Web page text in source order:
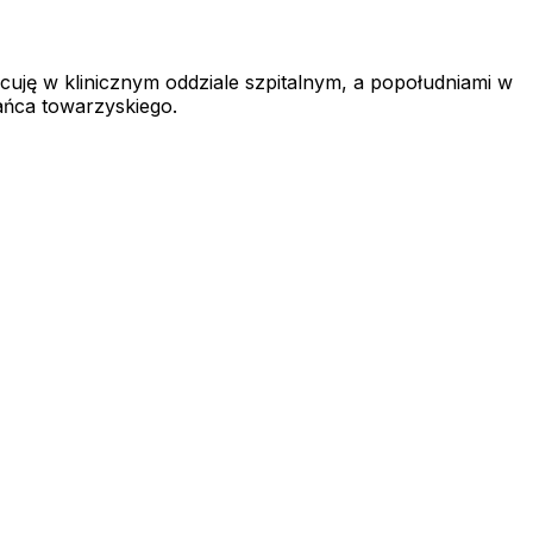
w klinicznym oddziale szpitalnym, a popołudniami w
towarzyskiego.